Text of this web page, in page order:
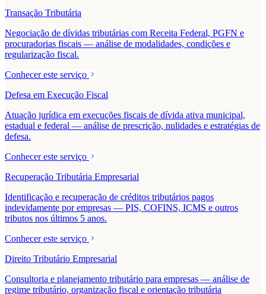
Transação Tributária
Negociação de dívidas tributárias com Receita Federal, PGFN e
procuradorias fiscais — análise de modalidades, condições e
regularização fiscal.
Conhecer este serviço
Defesa em Execução Fiscal
Atuação jurídica em execuções fiscais de dívida ativa municipal,
estadual e federal — análise de prescrição, nulidades e estratégias de
defesa.
Conhecer este serviço
Recuperação Tributária Empresarial
Identificação e recuperação de créditos tributários pagos
indevidamente por empresas — PIS, COFINS, ICMS e outros
tributos nos últimos 5 anos.
Conhecer este serviço
Direito Tributário Empresarial
Consultoria e planejamento tributário para empresas — análise de
regime tributário, organização fiscal e orientação tributária